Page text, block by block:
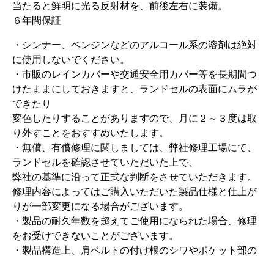
当たると鮮明に光る反射材を、前後左右に装備。
６年間保証
・シンナー、ベンジンなどのアルコール系の溶剤は絶対
に使用しないでください。
・市販のレインカバーや交通安全用カバー等を長期間つ
けたままにしておきますと、ランドセルの表面にムラが
できたり
変色したりすることがありますので、月に２～３度は取
り外すことをおすすめいたします。
・無償、有償修理に関しましては、弊社修理工場にて、
ランドセルを確認させていただいた上で、
弊社の基準に沿って正式な判断をさせていただきます。
修理内容によってはご購入いただいた製品仕様と仕上が
りが一部変更になる場合がございます。
・製品の耐久年数を超えてご使用になられた場合、修理
をお受けできないことがございます。
・製品構造上、肩ベルトの付け根のシワやポケット部の